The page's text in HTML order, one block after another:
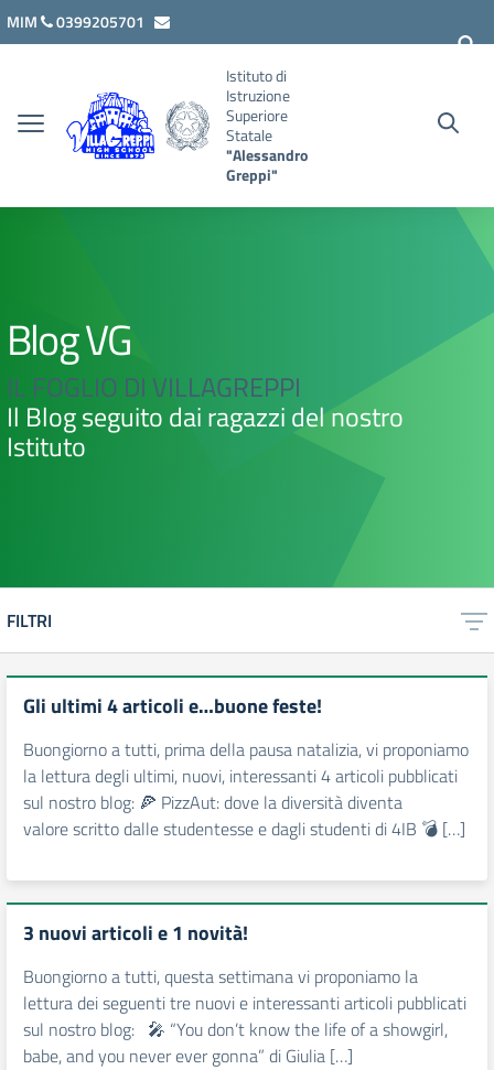
Vai ai contenuti
Vai al menu di navigazione
Vai al footer
MIM
0399205701
Istituto di
Istruzione
Superiore
Statale
"Alessandro
Greppi"
Blog VG
IL FOGLIO DI VILLAGREPPI
Il Blog seguito dai ragazzi del nostro
Istituto
FILTRI
Gli ultimi 4 articoli e…buone feste!
Buongiorno a tutti, prima della pausa natalizia, vi proponiamo
la lettura degli ultimi, nuovi, interessanti 4 articoli pubblicati
sul nostro blog: 🍕 PizzAut: dove la diversità diventa
valore scritto dalle studentesse e dagli studenti di 4IB 💣 […]
3 nuovi articoli e 1 novità!
Buongiorno a tutti, questa settimana vi proponiamo la
lettura dei seguenti tre nuovi e interessanti articoli pubblicati
sul nostro blog: 🎤 “You don’t know the life of a showgirl,
babe, and you never ever gonna” di Giulia […]